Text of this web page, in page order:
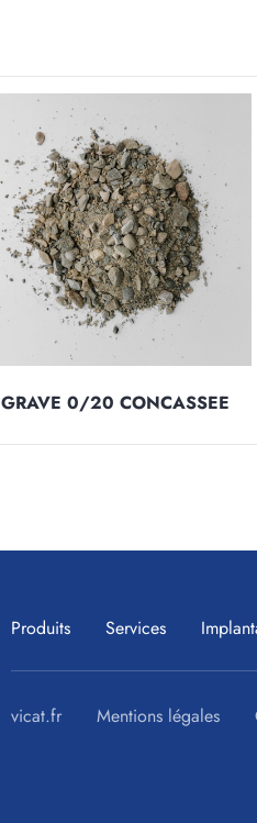
GRAVE 0/20 CONCASSEE
Produits Services
vicat.fr Mentions légales